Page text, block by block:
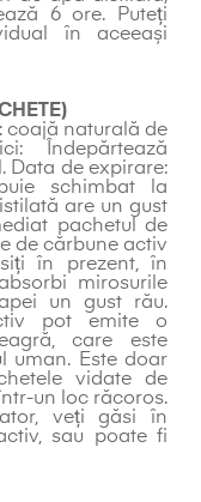
6 ore. Puteți
în aceeași
coajă naturală de
Îndepărtează
Data de expirare:
schimbat la
are un gust
pachetul de
de cărbune activ
în prezent, în
mirosurile
un gust rău.
pot emite o
care este
uman. Este doar
vidate de
un loc răcoros.
veți găsi în
sau poate fi